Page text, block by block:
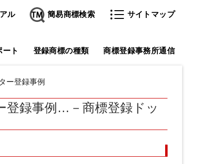
ル 簡易商標検索 サイトマップ
ト 登録商標の種類 商標登録事務所通信
ー登録事例
登録事例…－商標登録ドッ